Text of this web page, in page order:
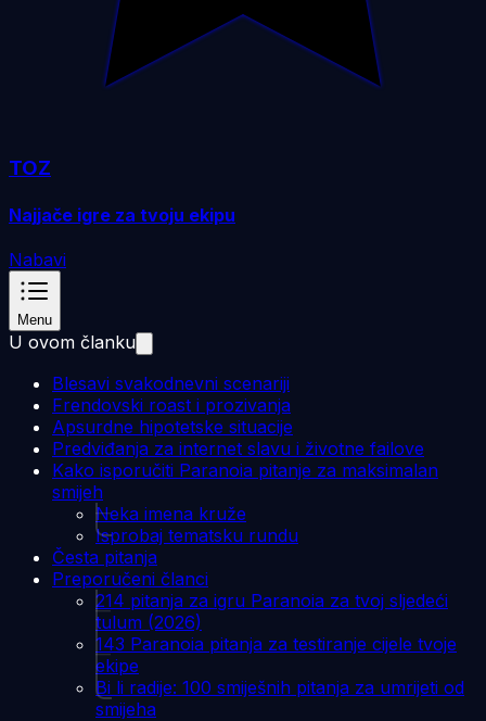
TOZ
Najjače igre za tvoju ekipu
Nabavi
Menu
U ovom članku
Blesavi svakodnevni scenariji
Frendovski roast i prozivanja
Apsurdne hipotetske situacije
Predviđanja za internet slavu i životne failove
Kako isporučiti Paranoia pitanje za maksimalan
smijeh
Neka imena kruže
Isprobaj tematsku rundu
Česta pitanja
Preporučeni članci
214 pitanja za igru Paranoia za tvoj sljedeći
tulum (2026)
143 Paranoia pitanja za testiranje cijele tvoje
ekipe
Bi li radije: 100 smiješnih pitanja za umrijeti od
smijeha